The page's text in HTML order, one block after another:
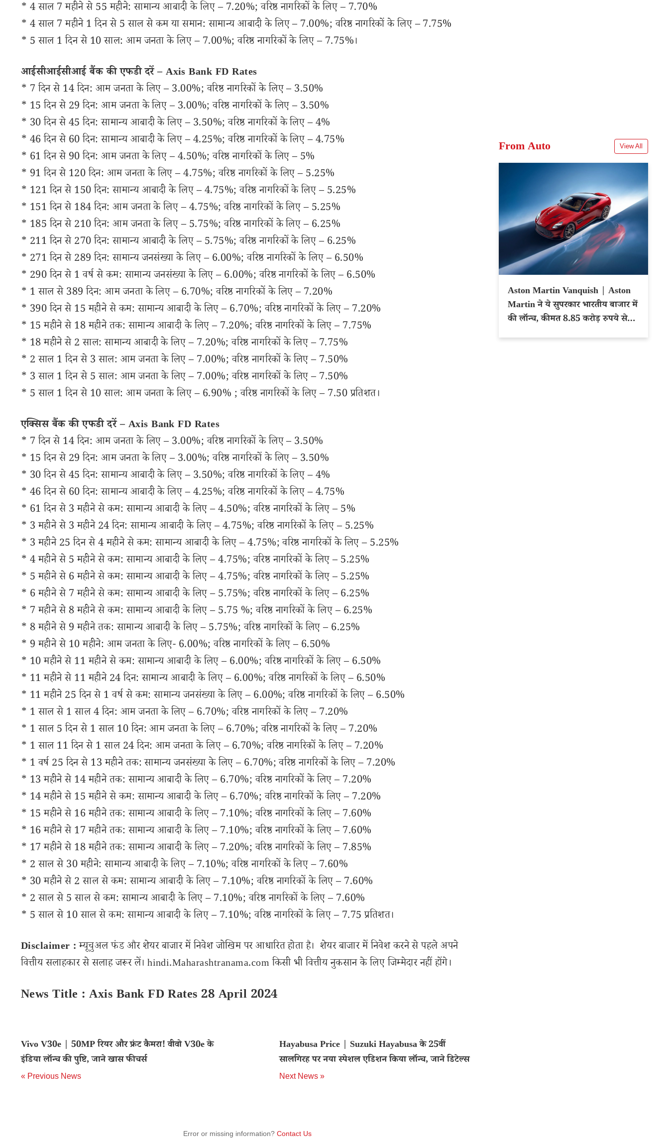
* 4 साल 7 महीने से 55 महीने: सामान्य आबादी के लिए – 7.20%; वरिष्ठ नागरिकों के लिए – 7.70%
* 4 साल 7 महीने 1 दिन से 5 साल से कम या समान: सामान्य आबादी के लिए – 7.00%; वरिष्ठ नागरिकों के लिए – 7.75%
* 5 साल 1 दिन से 10 साल: आम जनता के लिए – 7.00%; वरिष्ठ नागरिकों के लिए – 7.75%।
आईसीआईसीआई बैंक की एफडी दरें – Axis Bank FD Rates
* 7 दिन से 14 दिन: आम जनता के लिए – 3.00%; वरिष्ठ नागरिकों के लिए – 3.50%
* 15 दिन से 29 दिन: आम जनता के लिए – 3.00%; वरिष्ठ नागरिकों के लिए – 3.50%
* 30 दिन से 45 दिन: सामान्य आबादी के लिए – 3.50%; वरिष्ठ नागरिकों के लिए – 4%
* 46 दिन से 60 दिन: सामान्य आबादी के लिए – 4.25%; वरिष्ठ नागरिकों के लिए – 4.75%
* 61 दिन से 90 दिन: आम जनता के लिए – 4.50%; वरिष्ठ नागरिकों के लिए – 5%
* 91 दिन से 120 दिन: आम जनता के लिए – 4.75%; वरिष्ठ नागरिकों के लिए – 5.25%
* 121 दिन से 150 दिन: सामान्य आबादी के लिए – 4.75%; वरिष्ठ नागरिकों के लिए – 5.25%
* 151 दिन से 184 दिन: आम जनता के लिए – 4.75%; वरिष्ठ नागरिकों के लिए – 5.25%
* 185 दिन से 210 दिन: आम जनता के लिए – 5.75%; वरिष्ठ नागरिकों के लिए – 6.25%
* 211 दिन से 270 दिन: सामान्य आबादी के लिए – 5.75%; वरिष्ठ नागरिकों के लिए – 6.25%
* 271 दिन से 289 दिन: सामान्य जनसंख्या के लिए – 6.00%; वरिष्ठ नागरिकों के लिए – 6.50%
* 290 दिन से 1 वर्ष से कम: सामान्य जनसंख्या के लिए – 6.00%; वरिष्ठ नागरिकों के लिए – 6.50%
* 1 साल से 389 दिन: आम जनता के लिए – 6.70%; वरिष्ठ नागरिकों के लिए – 7.20%
* 390 दिन से 15 महीने से कम: सामान्य आबादी के लिए – 6.70%; वरिष्ठ नागरिकों के लिए – 7.20%
* 15 महीने से 18 महीने तक: सामान्य आबादी के लिए – 7.20%; वरिष्ठ नागरिकों के लिए – 7.75%
* 18 महीने से 2 साल: सामान्य आबादी के लिए – 7.20%; वरिष्ठ नागरिकों के लिए – 7.75%
* 2 साल 1 दिन से 3 साल: आम जनता के लिए – 7.00%; वरिष्ठ नागरिकों के लिए – 7.50%
* 3 साल 1 दिन से 5 साल: आम जनता के लिए – 7.00%; वरिष्ठ नागरिकों के लिए – 7.50%
* 5 साल 1 दिन से 10 साल: आम जनता के लिए – 6.90% ; वरिष्ठ नागरिकों के लिए – 7.50 प्रतिशत।
एक्सिस बैंक की एफडी दरें – Axis Bank FD Rates
* 7 दिन से 14 दिन: आम जनता के लिए – 3.00%; वरिष्ठ नागरिकों के लिए – 3.50%
* 15 दिन से 29 दिन: आम जनता के लिए – 3.00%; वरिष्ठ नागरिकों के लिए – 3.50%
* 30 दिन से 45 दिन: सामान्य आबादी के लिए – 3.50%; वरिष्ठ नागरिकों के लिए – 4%
* 46 दिन से 60 दिन: सामान्य आबादी के लिए – 4.25%; वरिष्ठ नागरिकों के लिए – 4.75%
* 61 दिन से 3 महीने से कम: सामान्य आबादी के लिए – 4.50%; वरिष्ठ नागरिकों के लिए – 5%
* 3 महीने से 3 महीने 24 दिन: सामान्य आबादी के लिए – 4.75%; वरिष्ठ नागरिकों के लिए – 5.25%
* 3 महीने 25 दिन से 4 महीने से कम: सामान्य आबादी के लिए – 4.75%; वरिष्ठ नागरिकों के लिए – 5.25%
* 4 महीने से 5 महीने से कम: सामान्य आबादी के लिए – 4.75%; वरिष्ठ नागरिकों के लिए – 5.25%
* 5 महीने से 6 महीने से कम: सामान्य आबादी के लिए – 4.75%; वरिष्ठ नागरिकों के लिए – 5.25%
* 6 महीने से 7 महीने से कम: सामान्य आबादी के लिए – 5.75%; वरिष्ठ नागरिकों के लिए – 6.25%
* 7 महीने से 8 महीने से कम: सामान्य आबादी के लिए – 5.75 %; वरिष्ठ नागरिकों के लिए – 6.25%
* 8 महीने से 9 महीने तक: सामान्य आबादी के लिए – 5.75%; वरिष्ठ नागरिकों के लिए – 6.25%
* 9 महीने से 10 महीने: आम जनता के लिए- 6.00%; वरिष्ठ नागरिकों के लिए – 6.50%
* 10 महीने से 11 महीने से कम: सामान्य आबादी के लिए – 6.00%; वरिष्ठ नागरिकों के लिए – 6.50%
* 11 महीने से 11 महीने 24 दिन: सामान्य आबादी के लिए – 6.00%; वरिष्ठ नागरिकों के लिए – 6.50%
* 11 महीने 25 दिन से 1 वर्ष से कम: सामान्य जनसंख्या के लिए – 6.00%; वरिष्ठ नागरिकों के लिए – 6.50%
* 1 साल से 1 साल 4 दिन: आम जनता के लिए – 6.70%; वरिष्ठ नागरिकों के लिए – 7.20%
* 1 साल 5 दिन से 1 साल 10 दिन: आम जनता के लिए – 6.70%; वरिष्ठ नागरिकों के लिए – 7.20%
* 1 साल 11 दिन से 1 साल 24 दिन: आम जनता के लिए – 6.70%; वरिष्ठ नागरिकों के लिए – 7.20%
* 1 वर्ष 25 दिन से 13 महीने तक: सामान्य जनसंख्या के लिए – 6.70%; वरिष्ठ नागरिकों के लिए – 7.20%
* 13 महीने से 14 महीने तक: सामान्य आबादी के लिए – 6.70%; वरिष्ठ नागरिकों के लिए – 7.20%
* 14 महीने से 15 महीने से कम: सामान्य आबादी के लिए – 6.70%; वरिष्ठ नागरिकों के लिए – 7.20%
* 15 महीने से 16 महीने तक: सामान्य आबादी के लिए – 7.10%; वरिष्ठ नागरिकों के लिए – 7.60%
* 16 महीने से 17 महीने तक: सामान्य आबादी के लिए – 7.10%; वरिष्ठ नागरिकों के लिए – 7.60%
* 17 महीने से 18 महीने तक: सामान्य आबादी के लिए – 7.20%; वरिष्ठ नागरिकों के लिए – 7.85%
* 2 साल से 30 महीने: सामान्य आबादी के लिए – 7.10%; वरिष्ठ नागरिकों के लिए – 7.60%
* 30 महीने से 2 साल से कम: सामान्य आबादी के लिए – 7.10%; वरिष्ठ नागरिकों के लिए – 7.60%
* 2 साल से 5 साल से कम: सामान्य आबादी के लिए – 7.10%; वरिष्ठ नागरिकों के लिए – 7.60%
* 5 साल से 10 साल से कम: सामान्य आबादी के लिए – 7.10%; वरिष्ठ नागरिकों के लिए – 7.75 प्रतिशत।
Disclaimer :म्यूचुअल फंड और शेयर बाजार में निवेश जोखिम पर आधारित होता है। शेयर बाजार में निवेश करने से पहले अपने
वित्तीय सलाहकार से सलाह जरूर लें। hindi.Maharashtranama.com किसी भी वित्तीय नुकसान के लिए जिम्मेदार नहीं होंगे।
News Title : Axis Bank FD Rates 28 April 2024
Vivo V30e | 50MP रियर और फ्रंट कैमरा! वीवो V30e के
इंडिया लॉन्च की पुष्टि, जाने खास फीचर्स
« Previous News
Hayabusa Price | Suzuki Hayabusa के 25वीं
सालगिरह पर नया स्पेशल एडिशन किया लॉन्च, जाने डिटेल्स
Next News »
Error or missing information? Contact Us
From Auto View All
Aston Martin Vanquish | Aston
Martin ने ये सुपरकार भारतीय बाजार में
की लॉन्च, कीमत 8.85 करोड़ रुपये से